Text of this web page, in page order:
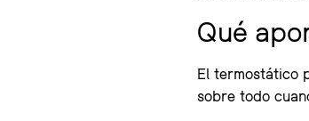
Qué
El termostático
sobre todo